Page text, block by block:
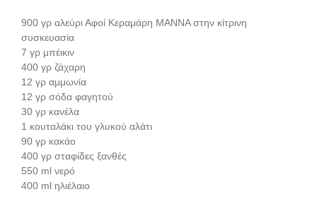
900 γρ αλεύρι Αφοί Κεραμάρη ΜΑΝΝΑ στην κίτρινη
συσκευασία
7 γρ μπέικιν
400 γρ ζάχαρη
12 γρ αμμωνία
12 γρ σόδα φαγητού
30 γρ κανέλα
1 κουταλάκι του γλυκού αλάτι
90 γρ κακάο
400 γρ σταφίδες ξανθές
550 ml νερό
400 ml ηλιέλαιο